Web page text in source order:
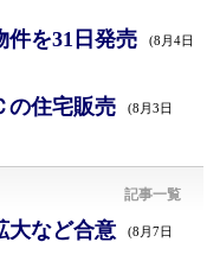
件を31日発売 (8月4日
の住宅販売 (8月3日
記事一覧
大など合意 (8月7日